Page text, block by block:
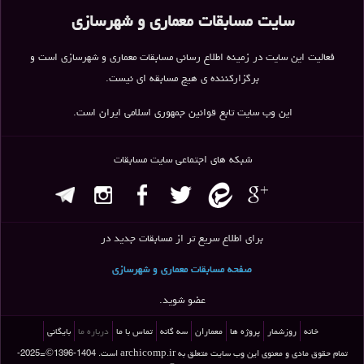
سایت مسابقات معماری و شهرسازی
فعالیت این سایت در زمینه اطلاع رسانی مسابقات معماری و شهرسازی است و
برگزارکننده ی هیچ مسابقه ای نیست.
این وب سایت تابع قوانین جمهوری اسلامی ایران است.
شبکه های اجتماعی سایت مسابقات
برای اطلاع سریع تر از مسابقات جدید در
صفحه مسابقات معماری و شهرسازی
عضو شوید.
خانه روزشمار پروژه ها معماران سه گانه تماس با ما درباره ما بایگانی
تمام حقوق مادی و معنوی این وب سایت متعلق بهarchicomp.ir
است. 1404-1396©=2025-